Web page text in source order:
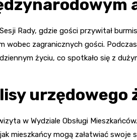
Rady, gdzie gości przywitał
wobec zagranicznych gości.
życiu, co spotkało się z
urzędowego
w Wydziale Obsługi
mieszkańcy mogą załatwiać swoje